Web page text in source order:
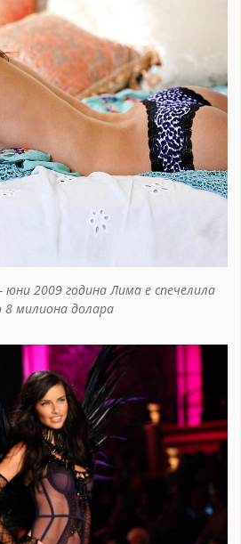
2009 година Лима е спечелила
милиона долара